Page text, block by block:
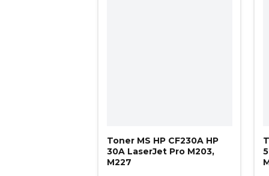
Toner MS HP CF230A HP
30A LaserJet Pro M203,
M227